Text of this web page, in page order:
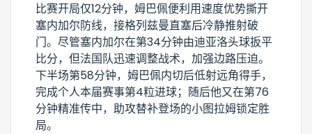
比赛开局仅12分钟，姆巴佩便利用速度优势撕开
塞内加尔防线，接格列兹曼直塞后冷静推射破
门。尽管塞内加尔在第34分钟由迪亚洛头球扳平
比分，但法国队迅速调整战术，加强边路压迫。
下半场第58分钟，姆巴佩内切后低射远角得手，
完成个人本届赛事第4粒进球；随后他又在第76
分钟精准传中，助攻替补登场的小图拉姆锁定胜
局。